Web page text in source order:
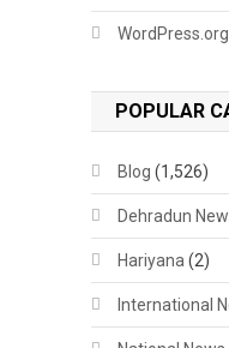
WordPress.org
POPULAR
Blog (1,526)
Dehradun
Hariyana (2)
International